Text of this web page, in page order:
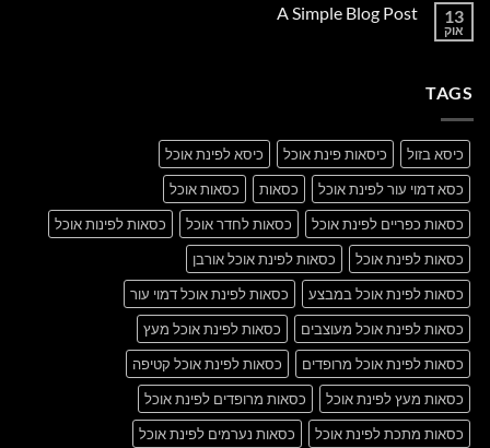
Just
13
אוק
A Simple Blog Post
TAGS
כיסא בזול כיסאות פינת אוכל
כיסא לפינת אוכל
כסא דמוי עור לפינת אוכל
כסאות
כסאות אוכל
כסאות כפריים לפינת אוכל
כסאות לחדר אוכל
כסאות לפינות אוכל
כסאות לפינת אוכל
כסאות לפינת אוכל אורבן
כסאות לפינת אוכל במבצע
כסאות לפינת אוכל דמוי עור
כסאות לפינת אוכל מעוצבים
כסאות לפינת אוכל מעץ
כסאות לפינת אוכל מרופדים
כסאות לפינת אוכל קטיפה
כסאות מעץ לפינת אוכל
כסאות מרופדים לפינת אוכל
כסאות מתכת לפינת אוכל
כסאות נערמים לפינת אוכל